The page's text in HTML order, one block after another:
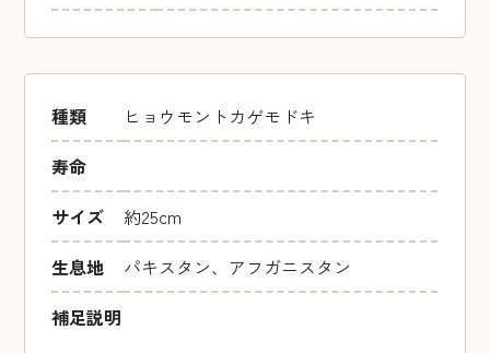
種類
ヒョウモントカゲモドキ
寿命
サイズ
約25cm
生息地
パキスタン、アフガニスタン
補足説明